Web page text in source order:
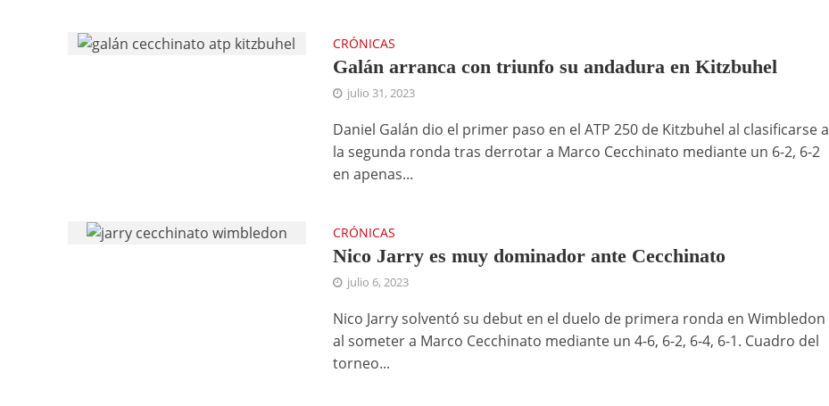
CRÓNICAS
Galán arranca con triunfo su andadura en Kitzbuhel
julio 31, 2023
Daniel Galán dio el primer paso en el ATP 250 de Kitzbuhel al clasificarse a
la segunda ronda tras derrotar a Marco Cecchinato mediante un 6-2, 6-2
en apenas...
CRÓNICAS
Nico Jarry es muy dominador ante Cecchinato
julio 6, 2023
Nico Jarry solventó su debut en el duelo de primera ronda en Wimbledon
al someter a Marco Cecchinato mediante un 4-6, 6-2, 6-4, 6-1. Cuadro del
torneo...